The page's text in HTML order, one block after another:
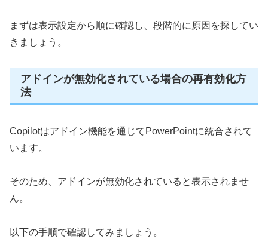
まずは表示設定から順に確認し、段階的に原因を探してい
きましょう。
アドインが無効化されている場合の再有効化方
法
Copilotはアドイン機能を通じてPowerPointに統合されて
います。
そのため、アドインが無効化されていると表示されませ
ん。
以下の手順で確認してみましょう。